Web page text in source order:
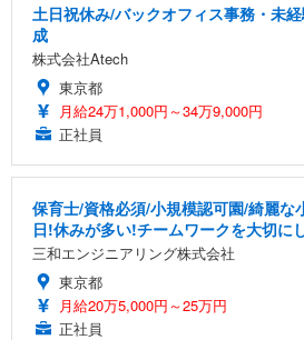
土日祝休み/バックオフィス事務・未
成
株式会社Atech
東京都
月給24万1,000円～34万9,000円
正社員
保育士/資格必須/小規模認可園/綺麗な
日!休みが多い!チームワークを大切に
三和エンジニアリング株式会社
東京都
月給20万5,000円～25万円
正社員